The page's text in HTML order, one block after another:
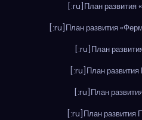
[:ru]План развития
[:ru]План развития
[:ru]План
[:ru]План развития
[:ru]План
[:ru]План развития